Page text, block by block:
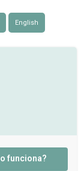
English
funciona?